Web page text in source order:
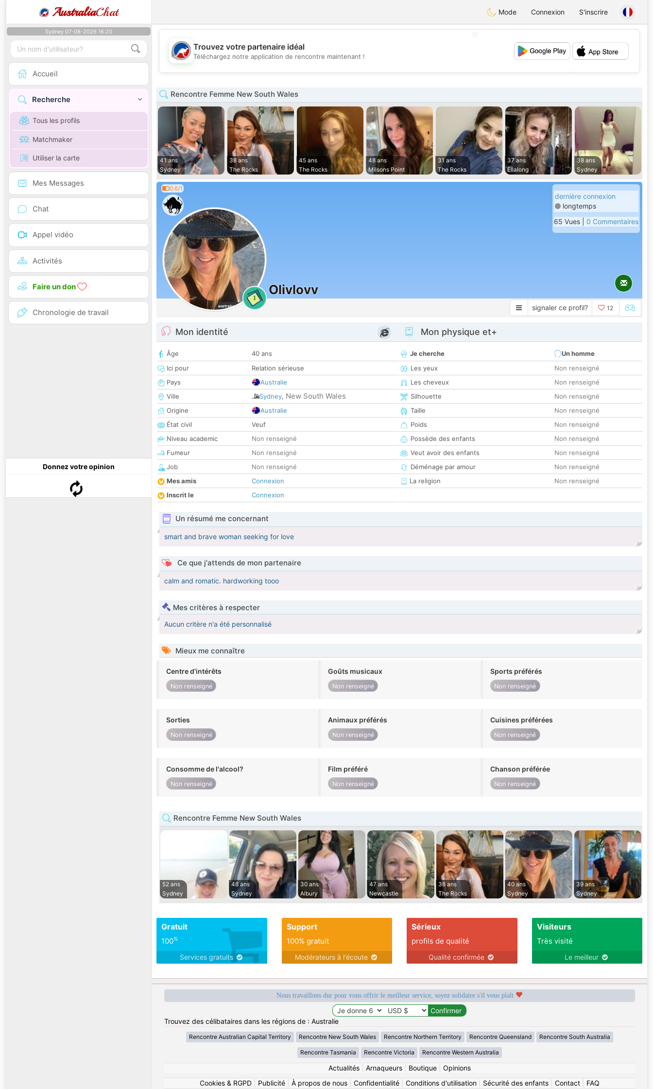
AustraliaChat Mode Connexion S'inscrire
Sydney 07-08-2026 16:20
Accueil
Recherche
Tous les profils
Matchmaker
Utiliser la carte
Mes Messages
Chat
Appel vidéo
Activités
Faire un don
Chronologie de travail
Donnez votre opinion
💕
Trouvez votre partenaire idéal
Téléchargez notre application de rencontre maintenant !
Rencontre Femme New South Wales
41 ans
Sydney
38 ans
The Rocks
45 ans
The Rocks
48 ans
Milsons Point
31 ans
The Rocks
37 ans
Ellalong
38 ans
Sydney
0.6/1
1
Olivlovv
dernière connexion
longtemps
65 Vues | 0 Commentaires
signaler ce profil? 12
Mon identité
Âge
40 ans
Ici pour
Relation sérieuse
Pays
Australie
Ville
Sydney, New South Wales
Origine
Australie
État civil
Veuf
Niveau academic
Non renseigné
Fumeur
Non renseigné
Job
Non renseigné
Mes amis
Connexion
Inscrit le
Connexion
Mon physique et+
Je cherche
Un homme
Les yeux
Non renseigné
Les cheveux
Non renseigné
Silhouette
Non renseigné
Taille
Non renseigné
Poids
Non renseigné
Possède des enfants
Non renseigné
Veut avoir des enfants
Non renseigné
Déménage par amour
Non renseigné
La religion
Non renseigné
Un résumé me concernant
smart and brave woman seeking for love
Ce que j'attends de mon partenaire
calm and romatic. hardworking tooo
Mes critères à respecter
Aucun critère n'a été personnalisé
Mieux me connaître
Centre d'intérêts
Non renseigné
Goûts musicaux
Non renseigné
Sports préférés
Non renseigné
Sorties
Non renseigné
Animaux préférés
Non renseigné
Cuisines préférées
Non renseigné
Consomme de l'alcool?
Non renseigné
Film préféré
Non renseigné
Chanson préférée
Non renseigné
Rencontre Femme New South Wales
52 ans
Sydney
48 ans
Sydney
30 ans
Albury
47 ans
Newcastle
38 ans
The Rocks
40 ans
Sydney
39 ans
Sydney
Gratuit
100%
Services gratuits
Support
100% gratuit
Modérateurs à l'écoute
Sérieux
profils de qualité
Qualité confirmée
Visiteurs
Très visité
Le meilleur
Nous travaillons dur pour vous offrir le meilleur service, soyez solidaire s'il vous plaît
Trouvez des célibataires dans les régions de : Australie
Rencontre Australian Capital Territory Rencontre New South Wales Rencontre Northern Territory Rencontre Queensland Rencontre South Australia
Rencontre Tasmania Rencontre Victoria Rencontre Western Australia
Actualités| Arnaqueurs| Boutique| Opinions
Cookies & RGPD| Publicité| À propos de nous| Confidentialité| Conditions d'utilisation| Sécurité des enfants| Contact| FAQ